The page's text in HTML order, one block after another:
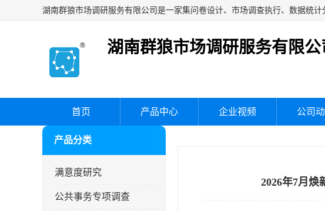
湖南群狼市场调研服务有限公
首页 产品中心 企业视频 公司
产品分类
满意度研究
公共事务专项调查
2026年7月焕